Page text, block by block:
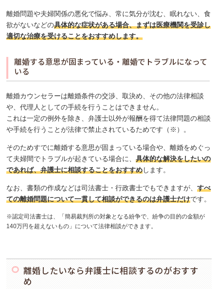
離婚問題や夫婦関係の悪化で悩み、常に気分が沈む、眠れない、食
欲がないなどの具体的な症状がある場合、まずは医療機関を受診し
適切な治療を受けることをおすすめします。
離婚する意思が固まっている・離婚でトラブルになって
いる
離婚カウンセラーは離婚条件の交渉、取決め、その他の法律相談
や、代理人としての手続を行うことはできません。
これは一定の例外を除き、弁護士以外が報酬を得て法律問題の相談
や手続を行うことが法律で禁止されているためです（※）。
そのためすでに離婚する意思が固まっている場合や、離婚をめぐっ
て夫婦間でトラブルが起きている場合に、具体的な解決をしたいの
であれば、弁護士に相談することをおすすめします。
なお、書類の作成などは司法書士・行政書士でもできますが、すべ
ての離婚問題について一貫して相談ができるのは弁護士だけです。
※認定司法書士は、「簡易裁判所の対象となる紛争で、紛争の目的の金額が
140万円を超えないもの」について法律相談ができます。
離婚したいなら弁護士に相談するのがおすす
め